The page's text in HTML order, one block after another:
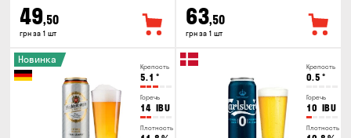
49,50
грн за 1 шт
63,50
грн за 1 шт
Крепость
5.1 °
Горечь
14 IBU
Плотность
Новинка
Крепость
0.5 °
Горечь
10 IBU
Плотность